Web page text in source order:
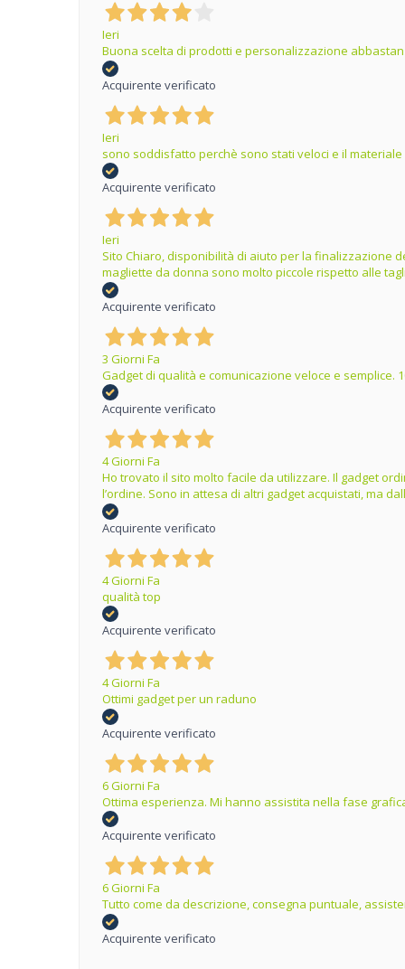
Ieri
Buona scelta di prodotti e personalizzazione
Acquirente verificato
Ieri
sono soddisfatto perchè sono stati veloci e il
Acquirente verificato
Ieri
Sito Chiaro, disponibilità di aiuto per la finalizzazione
magliette da donna sono molto piccole rispetto alle
Acquirente verificato
3 Giorni Fa
Gadget di qualità e comunicazione veloce e semplice.
Acquirente verificato
4 Giorni Fa
Ho trovato il sito molto facile da utilizzare. Il gadget
l’ordine. Sono in attesa di altri gadget acquistati, ma
Acquirente verificato
4 Giorni Fa
qualità top
Acquirente verificato
4 Giorni Fa
Ottimi gadget per un raduno
Acquirente verificato
6 Giorni Fa
Ottima esperienza. Mi hanno assistita nella fase
Acquirente verificato
6 Giorni Fa
Tutto come da descrizione, consegna puntuale,
Acquirente verificato